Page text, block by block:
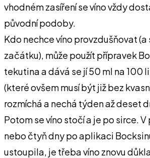
vhodném zasíření se víno vždy
původní podoby.
Kdo nechce víno provzdušňovat (a
začátku), může použít přípravek
tekutina a dává se jí 50 ml na 100
(které ovšem musí být již bez
rozmíchá a nechá týden až deset
Potom se víno stočí a je po sirce.
nebo čtyň dny po aplikaci
ustoupila, je třeba víno znovu